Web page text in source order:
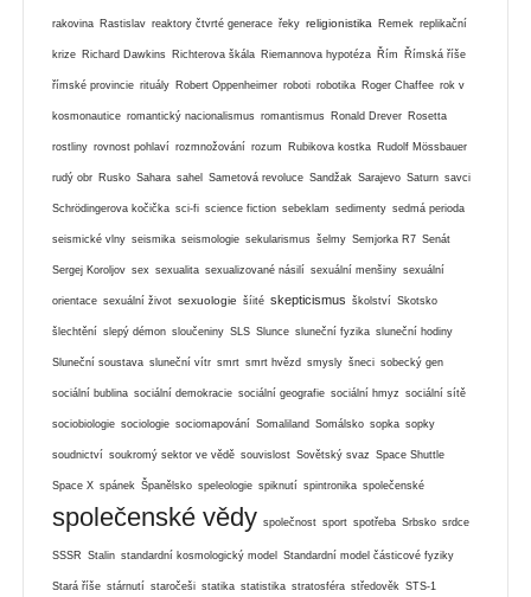
rakovina Rastislav reaktory čtvrté generace řeky religionistika Remek replikační
krize Richard Dawkins Richterova škála Riemannova hypotéza Řím Římská říše
římské provincie rituály Robert Oppenheimer roboti robotika Roger Chaffee rok v
kosmonautice romantický nacionalismus romantismus Ronald Drever Rosetta
rostliny rovnost pohlaví rozmnožování rozum Rubikova kostka Rudolf Mössbauer
rudý obr Rusko Sahara sahel Sametová revoluce Sandžak Sarajevo Saturn savci
Schrödingerova kočička sci-fi science fiction sebeklam sedimenty sedmá perioda
seismické vlny seismika seismologie sekularismus šelmy Semjorka R7 Senát
Sergej Koroljov sex sexualita sexualizované násilí sexuální menšiny sexuální
orientace sexuální život sexuologie šíité skepticismus školství Skotsko
šlechtění slepý démon sloučeniny SLS Slunce sluneční fyzika sluneční hodiny
Sluneční soustava sluneční vítr smrt smrt hvězd smysly šneci sobecký gen
sociální bublina sociální demokracie sociální geografie sociální hmyz sociální sítě
sociobiologie sociologie sociomapování Somaliland Somálsko sopka sopky
soudnictví soukromý sektor ve vědě souvislost Sovětský svaz Space Shuttle
Space X spánek Španělsko speleologie spiknutí spintronika společenské
společenské vědy společnost sport spotřeba Srbsko srdce
SSSR Stalin standardní kosmologický model Standardní model částicové fyziky
Stará říše stárnutí staročeši statika statistika stratosféra středověk STS-1